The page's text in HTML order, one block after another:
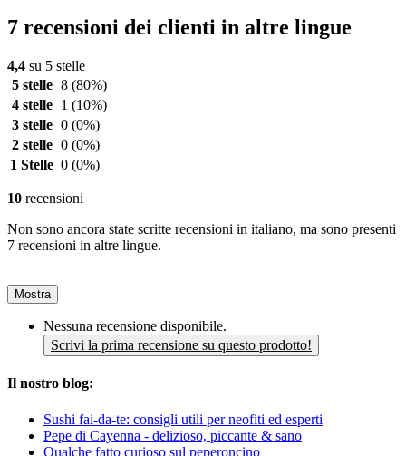
7 recensioni dei clienti in altre lingue
4,4 su 5 stelle
5 stelle 8 (80%)
4 stelle
1 (10%)
3 stelle 0 (0%)
2 stelle 0 (0%)
1 Stelle 0 (0%)
10 recensioni
Non sono ancora state scritte recensioni in italiano, ma sono presenti
7 recensioni in altre lingue.
Mostra
Nessuna recensione disponibile.
Scrivi la prima recensione su questo prodotto!
Il nostro blog:
Sushi fai-da-te: consigli utili per neofiti ed esperti
Pepe di Cayenna - delizioso, piccante & sano
Qualche fatto curioso sul peperoncino